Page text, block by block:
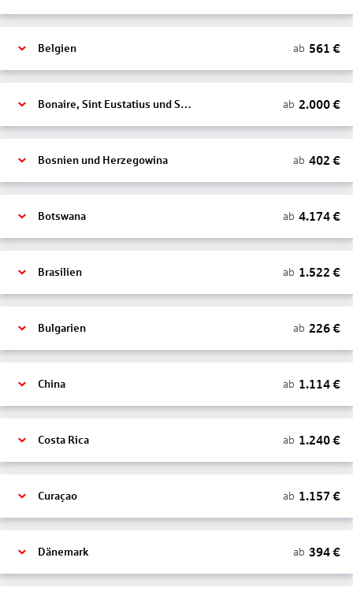
Belgien ab 561 €
Bonaire, Sint Eustatius und Saba ab 2.000€
Bosnien und Herzegowina ab 402 €
Botswana ab 4.174€
Brasilien ab 1.522 €
Bulgarien ab 226€
China ab 1.114€
Costa Rica ab 1.240€
Curaçao ab 1.157 €
Dänemark ab 394€